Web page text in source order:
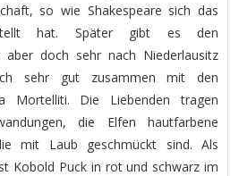
so wie Shakespeare sich das
hat. Später gibt es den
aber doch sehr nach Niederlausitz
sehr gut zusammen mit den
Mortelliti. Die Liebenden tragen
die Elfen hautfarbene
mit Laub geschmückt sind. Als
Kobold Puck in rot und schwarz im